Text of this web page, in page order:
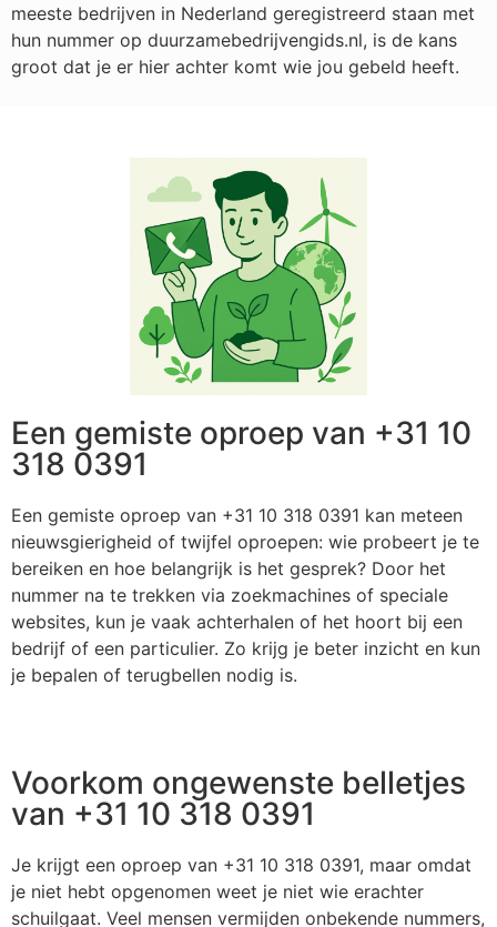
meeste bedrijven in Nederland geregistreerd staan met
hun nummer op duurzamebedrijvengids.nl, is de kans
groot dat je er hier achter komt wie jou gebeld heeft.
Een gemiste oproep van +31 10
318 0391
Een gemiste oproep van +31 10 318 0391 kan meteen
nieuwsgierigheid of twijfel oproepen: wie probeert je te
bereiken en hoe belangrijk is het gesprek? Door het
nummer na te trekken via zoekmachines of speciale
websites, kun je vaak achterhalen of het hoort bij een
bedrijf of een particulier. Zo krijg je beter inzicht en kun
je bepalen of terugbellen nodig is.
Voorkom ongewenste belletjes
van +31 10 318 0391
Je krijgt een oproep van +31 10 318 0391, maar omdat
je niet hebt opgenomen weet je niet wie erachter
schuilgaat. Veel mensen vermijden onbekende nummers,